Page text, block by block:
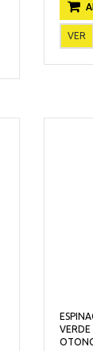
VER
VERDE